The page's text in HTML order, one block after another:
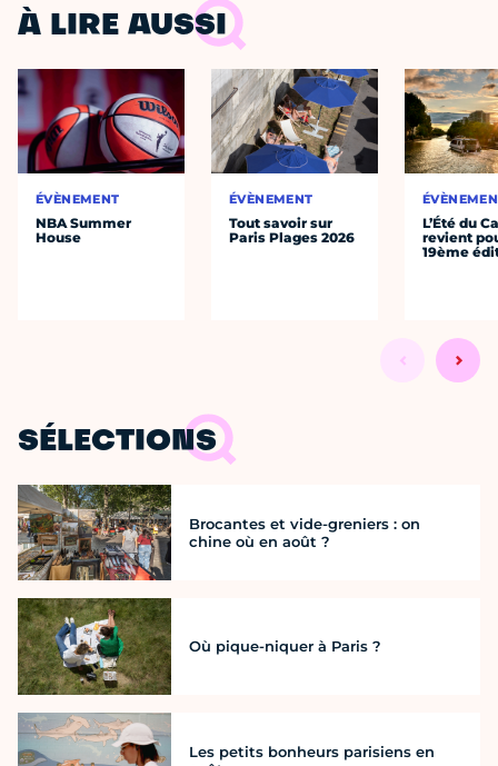
À LIRE AUSSI
ÉVÈNEMENT
NBA Summer
House
ÉVÈNEMENT
Tout savoir sur
Paris Plages 2026
L’Été du
revient
19ème
SÉLECTIONS
Brocantes et vide-greniers : on
chine où en août ?
Où pique-niquer à Paris ?
Les petits bonheurs parisiens en